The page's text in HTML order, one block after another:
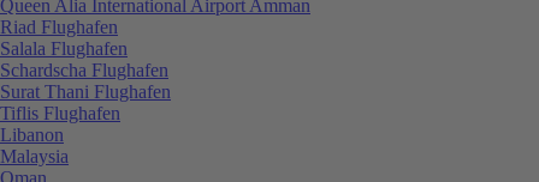
Queen Alia International Airport Amman
Riad Flughafen
Salala Flughafen
Schardscha Flughafen
Surat Thani Flughafen
Tiflis Flughafen
Libanon
Malaysia
Oman